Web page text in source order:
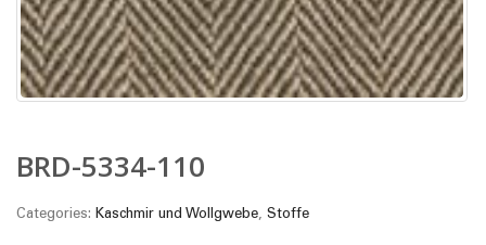
BRD-5334-110
Categories: Kaschmir und Wollgwebe, Stoffe